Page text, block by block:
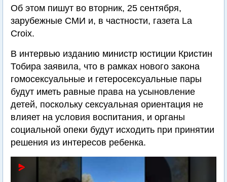
Об этом пишут во вторник, 25 сентября,
зарубежные СМИ и, в частности, газета La
Croix.
В интервью изданию министр юстиции Кристин
Тобира заявила, что в рамках нового закона
гомосексуальные и гетеросексуальные пары
будут иметь равные права на усыновление
детей, поскольку сексуальная ориентация не
влияет на условия воспитания, и органы
социальной опеки будут исходить при принятии
решения из интересов ребенка.